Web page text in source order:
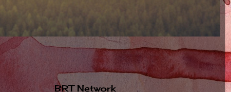
BRT Network